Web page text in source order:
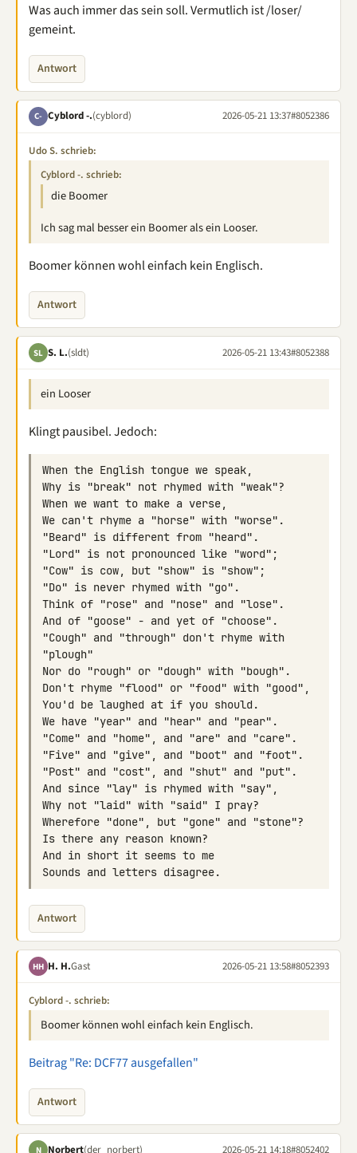
Was auch immer das sein soll. Vermutlich ist /loser/
gemeint.
Antwort
C- Cyblord -.(cyblord) 2026-05-21 13:37#8052386
Udo S. schrieb:
Cyblord -. schrieb:
die Boomer
Ich sag mal besser ein Boomer als ein Looser.
Boomer können wohl einfach kein Englisch.
Antwort
SL S. L.(sldt) 2026-05-21 13:43#8052388
ein Looser
Klingt pausibel. Jedoch:
"Cough" and "through" don't rhyme with
Antwort
HH H. H.Gast 2026-05-21 13:58#8052393
Cyblord -. schrieb:
Boomer können wohl einfach kein Englisch.
Beitrag "Re: DCF77 ausgefallen"
Antwort
N Norbert(der_norbert) 2026-05-21 14:18#8052402